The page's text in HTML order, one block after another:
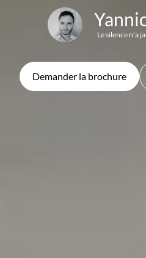
Le silence n'a
Demander la brochure